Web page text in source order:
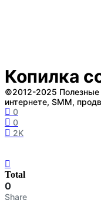
Копилка
©2012-2025 Полезные
интернете, SMM,
0
0
2K
Total
0
Share